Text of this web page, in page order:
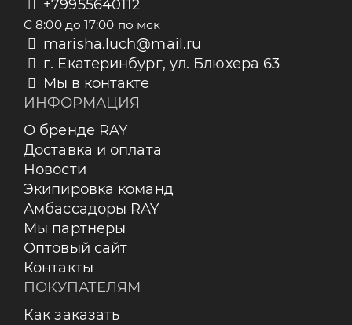
+79955640112
С 8:00 до 17:00 по мск
marisha.luch@mail.ru
г. Екатеринбург, ул. Блюхера 63
Мы в контакте
ИНФОРМАЦИЯ
О бренде RAY
Доставка и оплата
Новости
Экипировка команд
Амбассадоры RAY
Мы партнеры
Оптовый сайт
Контакты
ПОКУПАТЕЛЯМ
Как заказать